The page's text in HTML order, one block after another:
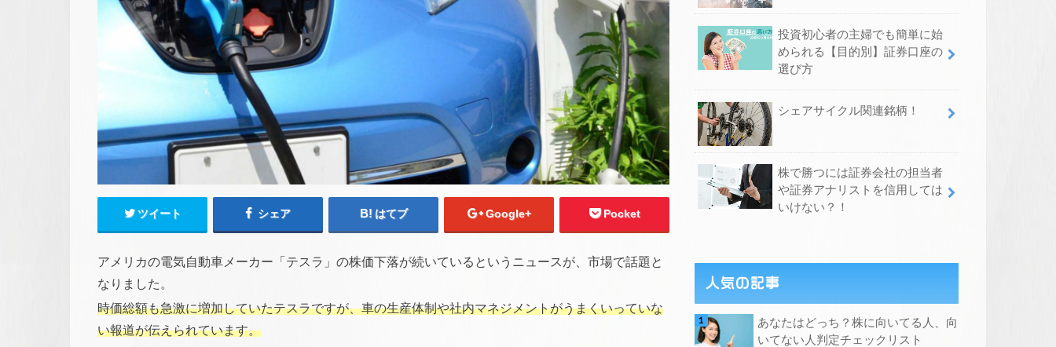
ツイート シェア はてブ Google+ Pocket
アメリカの電気自動車メーカー「テスラ」の株価下落が続いているというニュースが、市場で話題と
なりました。
時価総額も急激に増加していたテスラですが、車の生産体制や社内マネジメントがうまくいっていな
い報道が伝えられています。
投資初心者の主婦でも簡単に始
められる【目的別】証券口座の
選び方
シェアサイクル関連銘柄！
株で勝つには証券会社の担当者
や証券アナリストを信用しては
いけない？！
人気の記事
あなたはどっち？株に向いてる人、向
いてない人判定チェックリスト